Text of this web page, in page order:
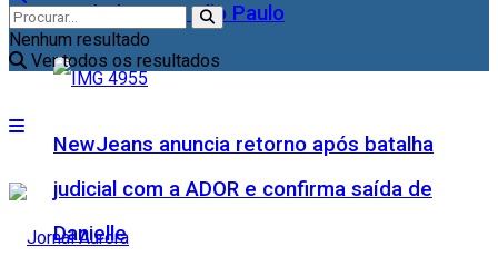
as idades, em São Paulo
NewJeans anuncia retorno após batalha
judicial com a ADOR e confirma saída de
Danielle
Nenhum resultado
Ver todos os resultados